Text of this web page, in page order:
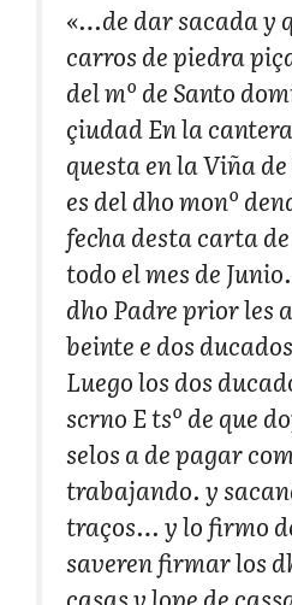
«…de dar sacada y
carros de piedra
del mº de Santo
çiudad En la
questa en la Viña
es del dho monº
fecha desta carta
todo el mes de
dho Padre prior les
beinte e dos
Luego los dos
scrno E tsº de que
selos a de pagar
trabajando. y
traços… y lo firmo
saveren firmar los